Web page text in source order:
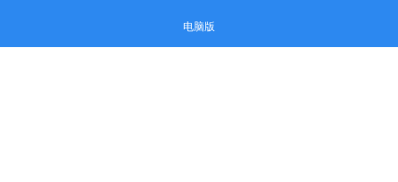
电脑版